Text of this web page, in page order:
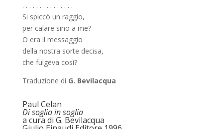
. . . . . . . . . . . . . . .
Si spiccò un raggio,
per calare sino a me?
O era il messaggio
della nostra sorte decisa,
che fulgeva così?
Traduzione di G. Bevilacqua
Paul Celan
Di soglia in soglia
a cura di G. Bevilacqua